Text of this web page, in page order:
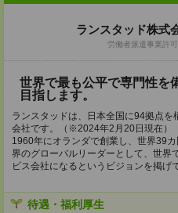
ランスタッド株
労働者派遣事業許
世界で最も公平で専門性を
目指します。
ランスタッドは、日本全国に94拠点
会社です。（※2024年2月20日現在）
1960年にオランダで創業し、世界39
界のグローバルリーダーとして、世界
ビス会社になるというビジョンを掲げ
待遇・福利厚生